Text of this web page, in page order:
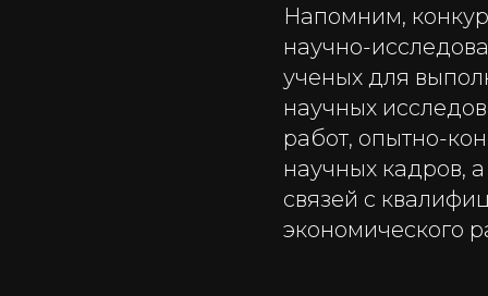
Напомним,
научно-
ученых для
научных
работ, опытно-
научных кадров,
связей с
экономического